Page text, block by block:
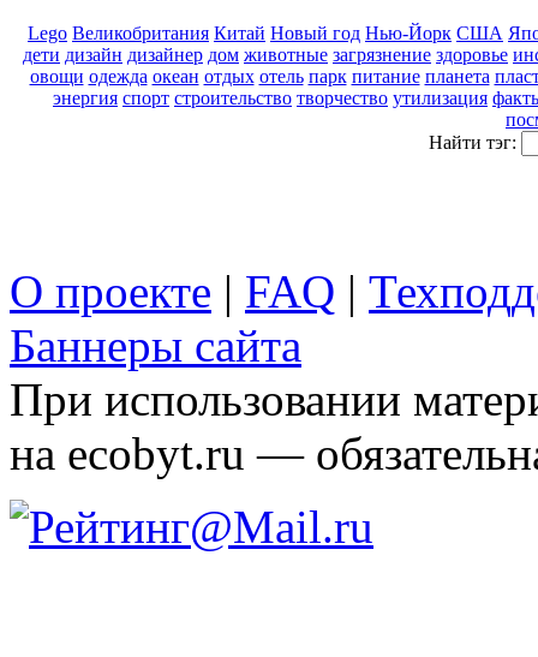
Lego Великобритания Китай Новый год Нью-Йорк США
дети дизайн дизайнер дом животные загрязнение здоровье
овощи одежда океан отдых отель парк питание планета
энергия спорт строительство творчество утилизация
Найти тэг:
О проекте | FAQ |
Баннеры сайта
При использовании
на ecobyt.ru —